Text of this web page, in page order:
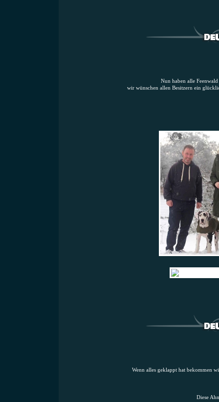
Nun haben alle Feenwald
wir wünschen allen Besitzern ein
Wenn alles geklappt hat bekommen
Diese